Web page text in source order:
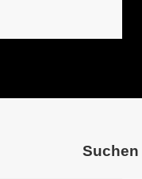
Suchen